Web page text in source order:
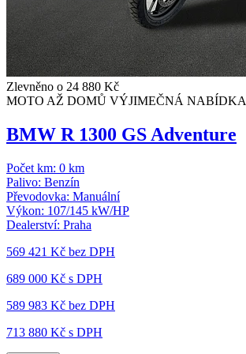
Zlevněno o 24 880 Kč
MOTO AŽ DOMŮ VÝJIMEČNÁ NABÍDKA
BMW R 1300 GS Adventure
Počet km: 0 km
Palivo: Benzín
Převodovka: Manuální
Výkon: 107/145 kW/HP
Dealerství: Praha
569 421 Kč bez DPH
689 000 Kč s DPH
589 983 Kč bez DPH
713 880 Kč s DPH